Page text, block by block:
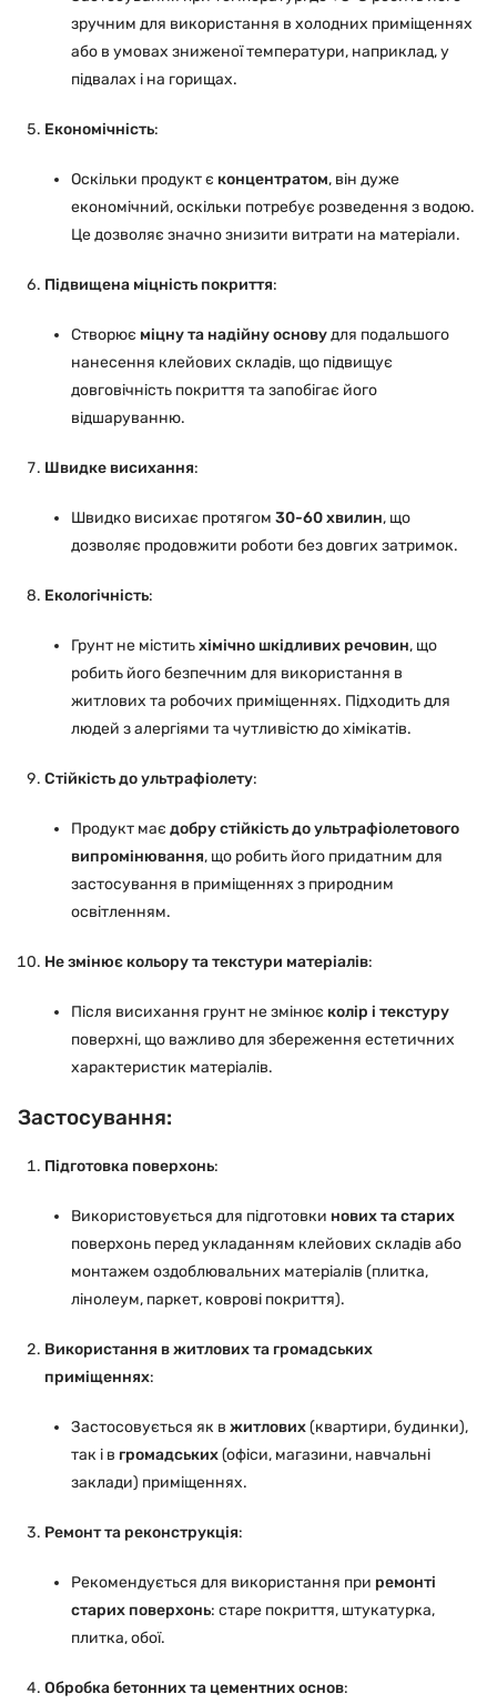
зручним для використання в холодних приміщеннях
або в умовах зниженої температури, наприклад, у
підвалах і на горищах.
Економічність:
Оскільки продукт є концентратом, він дуже
економічний, оскільки потребує розведення з водою.
Це дозволяє значно знизити витрати на матеріали.
Підвищена міцність покриття:
Створює міцну та надійну основудля подальшого
нанесення клейових складів, що підвищує
довговічність покриття та запобігає його
відшаруванню.
Швидке висихання:
Швидко висихає протягом 30-60 хвилин, що
дозволяє продовжити роботи без довгих затримок.
Екологічність:
Грунт не міститьхімічно шкідливих речовин, що
робить його безпечним для використання в
житлових та робочих приміщеннях. Підходить для
людей з алергіями та чутливістю до хімікатів.
Стійкість до ультрафіолету:
Продукт має добру стійкість до ультрафіолетового
випромінювання, що робить його придатним для
застосування в приміщеннях з природним
освітленням.
Не змінює кольору та текстури матеріалів:
Після висихання грунт не змінює колір і текстуру
поверхні, що важливо для збереження естетичних
характеристик матеріалів.
Застосування:
Підготовка поверхонь:
Використовується для підготовки нових та старих
поверхонь перед укладанням клейових складів або
монтажем оздоблювальних матеріалів (плитка,
лінолеум, паркет, коврові покриття).
Використання в житлових та громадських
приміщеннях:
Застосовується як в житлових(квартири, будинки),
так і в громадських(офіси, магазини, навчальні
заклади) приміщеннях.
Ремонт та реконструкція:
Рекомендується для використання при ремонті
старих поверхонь: старе покриття, штукатурка,
плитка, обої.
Обробка бетонних та цементних основ: